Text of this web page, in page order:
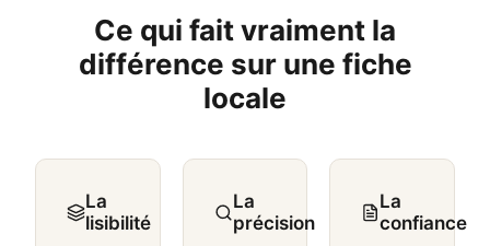
Ce qui fait vraiment la
différence sur une fiche
locale
La
lisibilité
La
précision
La
confiance